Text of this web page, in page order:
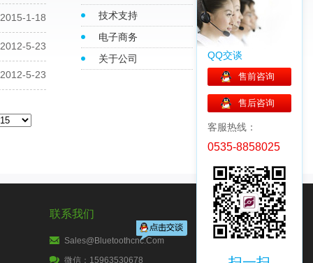
2015-1-18
2012-5-23
2012-5-23
技术支持
电子商务
关于公司
联系我们
Sales@bluetoothcnc.com
微信：15963530678
QQ交谈
售前咨询
售后咨询
客服热线：
0535-8858025